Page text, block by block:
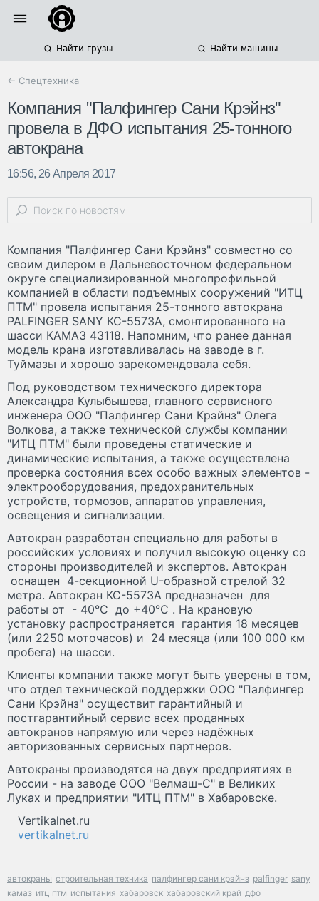
Найти грузы Найти машины
← Спецтехника
Компания "Палфингер Сани Крэйнз"
провела в ДФО испытания 25-тонного
автокрана
16:56, 26 Апреля 2017
Компания "Палфингер Сани Крэйнз" совместно со
своим дилером в Дальневосточном федеральном
округе специализированной многопрофильной
компанией в области подъемных сооружений "ИТЦ
ПТМ" провела испытания 25-тонного автокрана
PALFINGER SANY КС-5573А, смонтированного на
шасси КАМАЗ 43118. Напомним, что ранее данная
модель крана изготавливалась на заводе в г.
Туймазы и хорошо зарекомендовала себя.
Под руководством технического директора
Александра Кулыбышева, главного сервисного
инженера ООО "Палфингер Сани Крэйнз" Олега
Волкова, а также технической службы компании
"ИТЦ ПТМ" были проведены статические и
динамические испытания, а также осуществлена
проверка состояния всех особо важных элементов -
электрооборудования, предохранительных
устройств, тормозов, аппаратов управления,
освещения и сигнализации.
Автокран разработан специально для работы в
российских условиях и получил высокую оценку со
стороны производителей и экспертов. Автокран
оснащен 4-секционной U-образной стрелой 32
метра. Автокран КС-5573А предназначен для
работы от - 40°С до +40°С . На крановую
установку распространяется гарантия 18 месяцев
(или 2250 моточасов) и 24 месяца (или 100 000 км
пробега) на шасси.
Клиенты компании также могут быть уверены в том,
что отдел технической поддержки ООО "Палфингер
Сани Крэйнз" осуществит гарантийный и
постгарантийный сервис всех проданных
автокранов напрямую или через надёжных
авторизованных сервисных партнеров.
Автокраны производятся на двух предприятиях в
России - на заводе ООО "Велмаш-С" в Великих
Луках и предприятии "ИТЦ ПТМ" в Хабаровске.
Vertikalnet.ru
vertikalnet.ru
автокраны строительная техника палфингер сани крэйнз palfinger sany
камаз итц птм испытания хабаровск хабаровский край дфо